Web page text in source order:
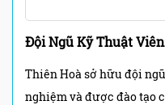
Đội Ngũ Kỹ Thuật
Thiên Hoà sở hữu đội
nghiệm và được đào tạo